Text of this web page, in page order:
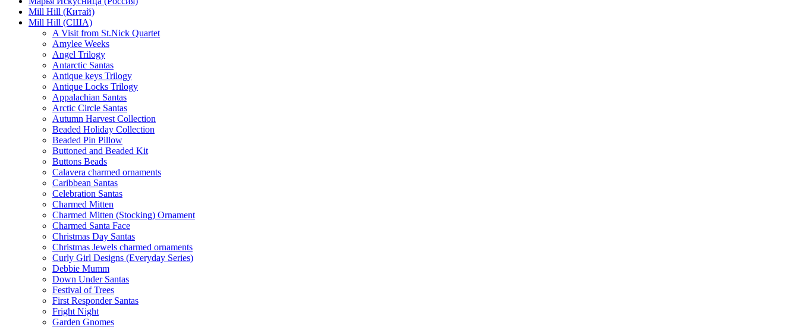
Mill Hill (Китай)
Mill Hill (США)
A Visit from St.Nick Quartet
Amylee Weeks
Angel Trilogy
Antarctic Santas
Antique keys Trilogy
Antique Locks Trilogy
Appalachian Santas
Arctic Circle Santas
Autumn Harvest Collection
Beaded Holiday Collection
Beaded Pin Pillow
Buttoned and Beaded Kit
Buttons Beads
Calavera charmed ornaments
Caribbean Santas
Celebration Santas
Charmed Mitten
Charmed Mitten (Stocking) Ornament
Charmed Santa Face
Christmas Day Santas
Christmas Jewels charmed ornaments
Curly Girl Designs (Everyday Series)
Debbie Mumm
Down Under Santas
Festival of Trees
First Responder Santas
Fright Night
Garden Gnomes